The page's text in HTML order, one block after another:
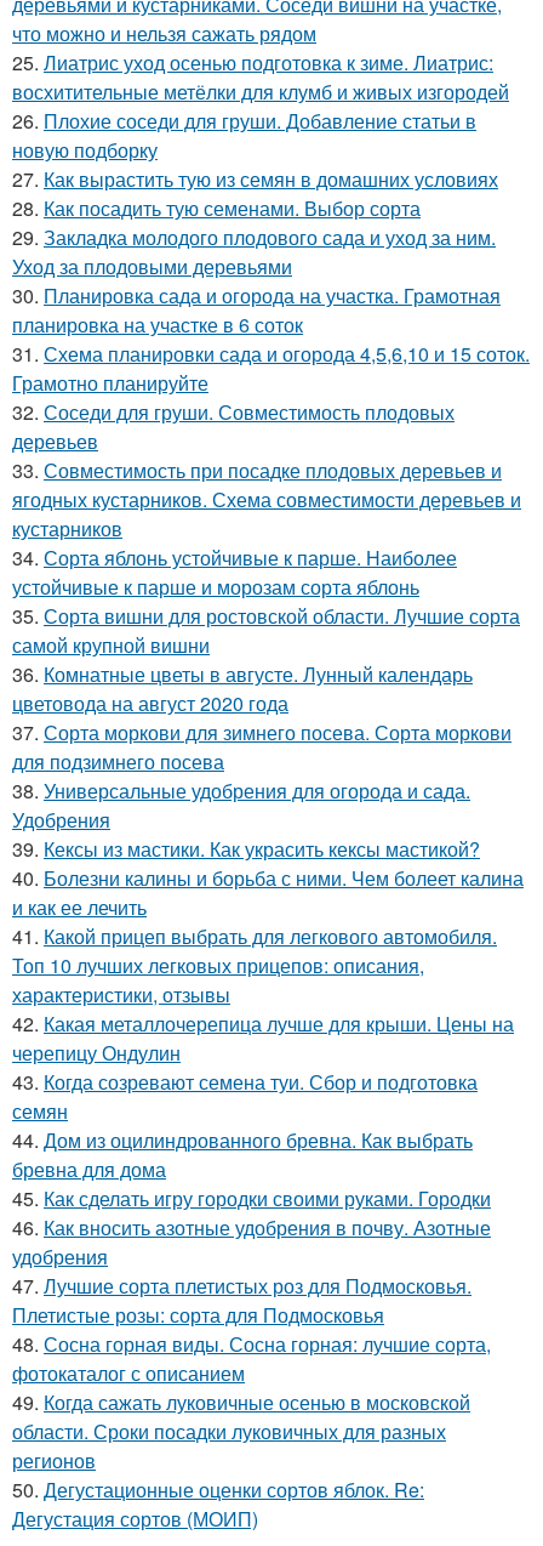
что можно и нельзя сажать рядом
25. Лиатрис уход осенью подготовка к зиме. Лиатрис:
восхитительные метёлки для клумб и живых изгородей
26. Плохие соседи для груши. Добавление статьи в
новую подборку
27. Как вырастить тую из семян в домашних условиях
28. Как посадить тую семенами. Выбор сорта
29. Закладка молодого плодового сада и уход за ним.
Уход за плодовыми деревьями
30. Планировка сада и огорода на участка. Грамотная
планировка на участке в 6 соток
31. Схема планировки сада и огорода 4,5,6,10 и 15 соток.
Грамотно планируйте
32. Соседи для груши. Совместимость плодовых
деревьев
33. Совместимость при посадке плодовых деревьев и
ягодных кустарников. Схема совместимости деревьев и
кустарников
34. Сорта яблонь устойчивые к парше. Наиболее
устойчивые к парше и морозам сорта яблонь
35. Сорта вишни для ростовской области. Лучшие сорта
самой крупной вишни
36. Комнатные цветы в августе. Лунный календарь
цветовода на август 2020 года
37. Сорта моркови для зимнего посева. Сорта моркови
для подзимнего посева
38. Универсальные удобрения для огорода и сада.
Удобрения
39. Кексы из мастики. Как украсить кексы мастикой?
40. Болезни калины и борьба с ними. Чем болеет калина
и как ее лечить
41. Какой прицеп выбрать для легкового автомобиля.
Топ 10 лучших легковых прицепов: описания,
характеристики, отзывы
42. Какая металлочерепица лучше для крыши. Цены на
черепицу Ондулин
43. Когда созревают семена туи. Сбор и подготовка
семян
44. Дом из оцилиндрованного бревна. Как выбрать
бревна для дома
45. Как сделать игру городки своими руками. Городки
46. Как вносить азотные удобрения в почву. Азотные
удобрения
47. Лучшие сорта плетистых роз для Подмосковья.
Плетистые розы: сорта для Подмосковья
48. Сосна горная виды. Сосна горная: лучшие сорта,
фотокаталог с описанием
49. Когда сажать луковичные осенью в московской
области. Сроки посадки луковичных для разных
регионов
50. Дегустационные оценки сортов яблок. Re:
Дегустация сортов (МОИП)